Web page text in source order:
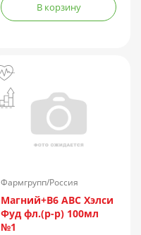
В корзину
Фармгрупп/Россия
Магний+B6 ABC Хэлси
Фуд фл.(р-р) 100мл
№1